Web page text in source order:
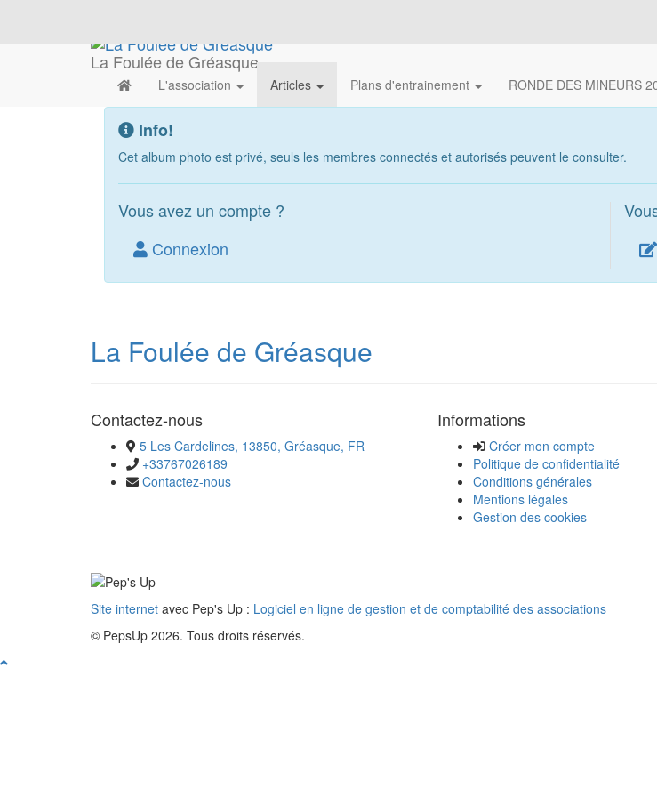
La Foulée de Gréasque
L'association Articles Plans d'entrainement RONDE DES MINEURS
Info!
Cet album photo est privé, seuls les membres connectés et autorisés peuvent le consulter.
Vous avez un compte ?
Connexion
La Foulée de Gréasque
Contactez-nous
5 Les Cardelines, 13850, Gréasque, FR
+33767026189
Contactez-nous
Informations
Créer mon compte
Politique de confidentialité
Conditions générales
Mentions légales
Gestion des cookies
Site internet avec Pep's Up : Logiciel en ligne de gestion et de comptabilité des associations
© PepsUp 2026. Tous droits réservés.